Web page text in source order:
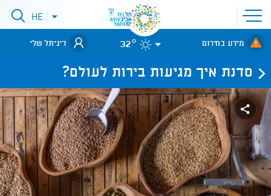
פתיחת
תפריט
אתר
לאתר עיריית
תל-אביב
פתיחתHE
מידע בחירום 32° דיגיתל שלי
סדנת איך מגיעות בירות לעולם?